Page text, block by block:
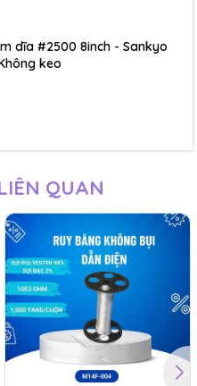
từ.
bên ngoài:
không sử dụng khỏi
ngành công nghiệp
yêu cầu kiểm soát
BỊ PHÒNG SẠCH
TẠI ĐÂY
hàng chuyên vật tư của
Chúng tôi rất sẵn lòng
dĩa #2500 8inch - Sankyo
keo
QUAN